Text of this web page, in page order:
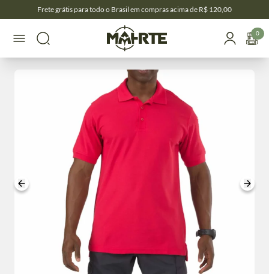
Frete grátis para todo o Brasil em compras acima de R$ 120,00
0